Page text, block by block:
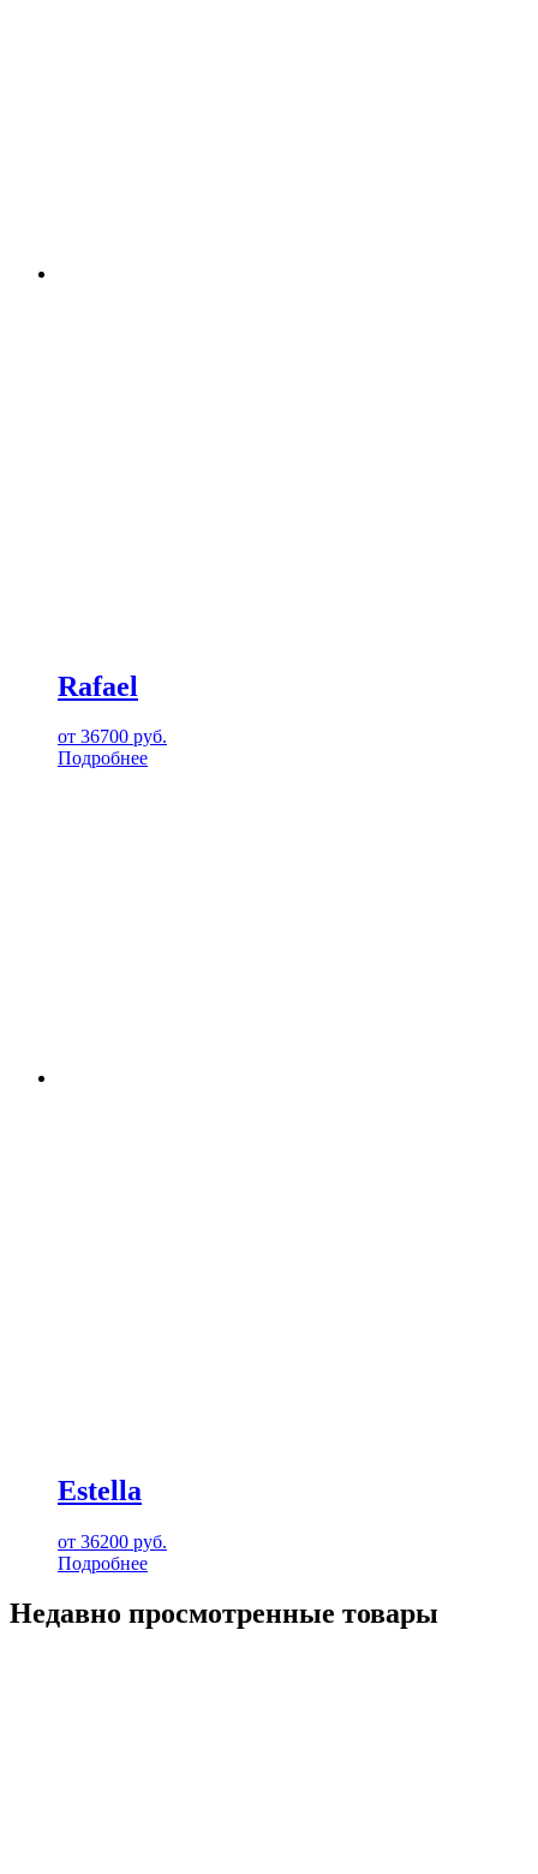
Rafael
от 36700 руб.
Подробнее
Estella
от 36200 руб.
Подробнее
Недавно просмотренные товары